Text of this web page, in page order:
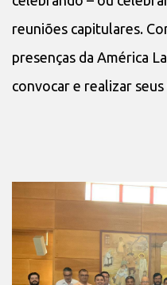
reuniões capitulares.
presenças da América
convocar e realizar